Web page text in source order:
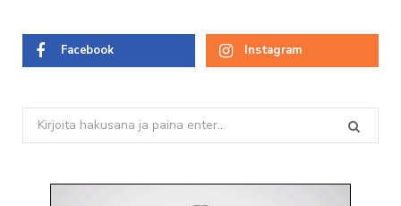
Facebook Instagram
Search
for: